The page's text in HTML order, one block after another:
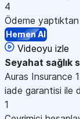
4
Ödeme
Hemen Al
Videoyu izle
Seyahat sağlık
Auras Insurance
iade garantisi ile
1